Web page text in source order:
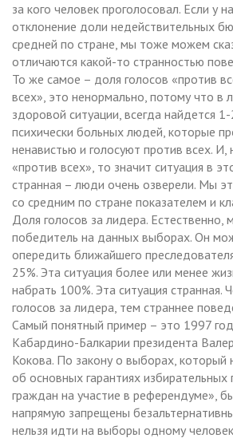
за кого человек проголосовал. Если у
отклонение доли недействительных
средней по стране, мы тоже можем
отличаются какой-то странностью
То же самое – доля голосов «против
всех», это ненормально, потому что в
здоровой ситуации, всегда найдется
психически больных людей, которые
ненавистью и голосуют против всех. И,
«против всех», то значит ситуация в
странная – люди очень озверели. Мы
со средним по стране показателем и
Доля голосов за лидера.
победитель на данных выборах. Он
опередить ближайшего
25%. Эта ситуация более или менее
набрать 100%. Эта ситуация странная.
голосов за лидера, тем страннее
Самый понятный пример – это 1997
Кабардино-Балкарии президента
Кокова. По закону о выборах, который
об основных гарантиях избирательных
граждан на участие в референдуме»,
напрямую запрещены
нельзя идти на выборы одному